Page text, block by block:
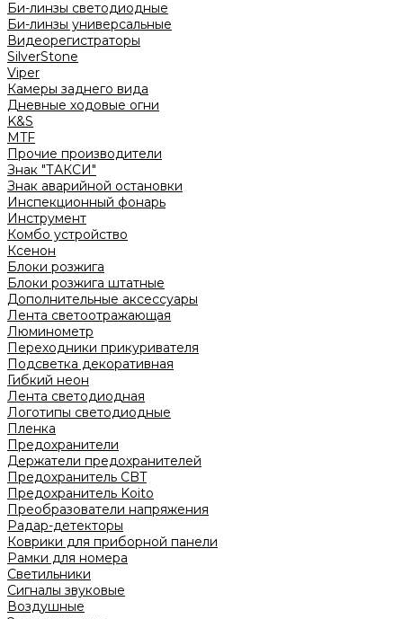
Би-линзы светодиодные
Би-линзы универсальные
Видеорегистраторы
SilverStone
Viper
Камеры заднего вида
Дневные ходовые огни
K&S
MTF
Прочие производители
Знак "ТАКСИ"
Знак аварийной остановки
Инспекционный фонарь
Инструмент
Комбо устройство
Ксенон
Блоки розжига
Блоки розжига штатные
Дополнительные аксессуары
Лента светоотражающая
Люминометр
Переходники прикуривателя
Подсветка декоративная
Гибкий неон
Лента светодиодная
Логотипы светодиодные
Пленка
Предохранители
Держатели предохранителей
Предохранитель CBT
Предохранитель Koito
Преобразователи напряжения
Радар-детекторы
Коврики для приборной панели
Рамки для номера
Светильники
Сигналы звуковые
Воздушные